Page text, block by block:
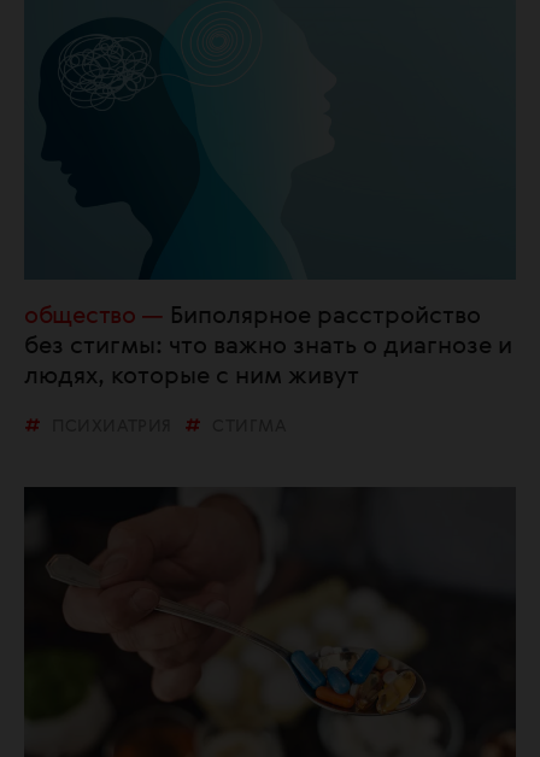
общество
Биполярное расстройство
без стигмы: что важно знать о диагнозе и
людях, которые с ним живут